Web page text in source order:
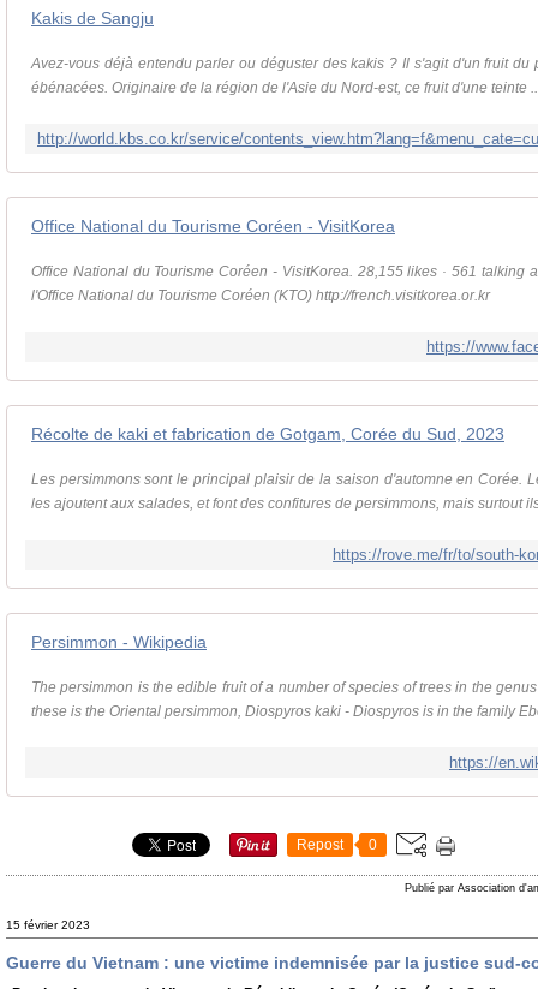
Kakis de Sangju
Avez-vous déjà entendu parler ou déguster des kakis ? Il s'agit d'un fruit du
ébénacées. Originaire de la région de l'Asie du Nord-est, ce fruit d'une teinte
Office National du Tourisme Coréen - VisitKorea
Office National du Tourisme Coréen - VisitKorea. 28,155 likes · 561 talking
l'Office National du Tourisme Coréen (KTO) http://french.visitkorea.or.kr
https://
Récolte de kaki et fabrication de Gotgam, Corée du Sud, 2023
Les persimmons sont le principal plaisir de la saison d'automne en Corée.
les ajoutent aux salades, et font des confitures de persimmons, mais surtout
https://rove.me/fr/to/south-
Persimmon - Wikipedia
The persimmon is the edible fruit of a number of species of trees in the
these is the Oriental persimmon, Diospyros kaki - Diospyros is in the family
https://
Repost 0
Publié par Association
15 février 2023
Guerre du Vietnam : une victime indemnisée par la justice sud-